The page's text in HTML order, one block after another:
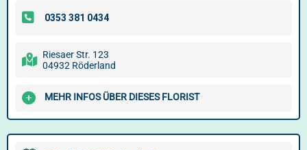
Riesaer Str. 123
04932 Röderland
MEHR INFOS ÜBER DIESES FLORIST